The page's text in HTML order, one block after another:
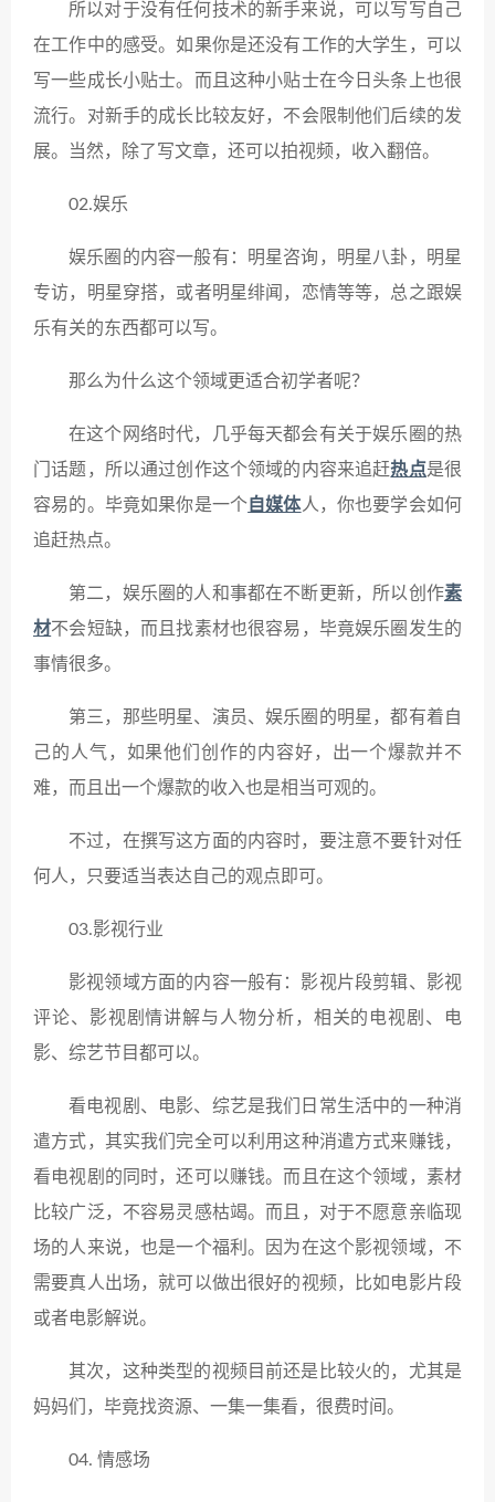
所以对于没有任何技术的新手来说，可以写写自己
在工作中的感受。如果你是还没有工作的大学生，可以
写一些成长小贴士。而且这种小贴士在今日头条上也很
流行。对新手的成长比较友好，不会限制他们后续的发
展。当然，除了写文章，还可以拍视频，收入翻倍。
02.娱乐
娱乐圈的内容一般有：明星咨询，明星八卦，明星
专访，明星穿搭，或者明星绯闻，恋情等等，总之跟娱
乐有关的东西都可以写。
那么为什么这个领域更适合初学者呢？
在这个网络时代，几乎每天都会有关于娱乐圈的热
门话题，所以通过创作这个领域的内容来追赶热点是很
容易的。毕竟如果你是一个 自媒体人，你也要学会如何
追赶热点。
第二，娱乐圈的人和事都在不断更新，所以创作素
材不会短缺，而且找素材也很容易，毕竟娱乐圈发生的
事情很多。
第三，那些明星、演员、娱乐圈的明星，都有着自
己的人气，如果他们创作的内容好，出一个爆款并不
难，而且出一个爆款的收入也是相当可观的。
不过，在撰写这方面的内容时，要注意不要针对任
何人，只要适当表达自己的观点即可。
03.影视行业
影视领域方面的内容一般有：影视片段剪辑、影视
评论、影视剧情讲解与人物分析，相关的电视剧、电
影、综艺节目都可以。
看电视剧、电影、综艺是我们日常生活中的一种消
遣方式，其实我们完全可以利用这种消遣方式来赚钱，
看电视剧的同时，还可以赚钱。而且在这个领域，素材
比较广泛，不容易灵感枯竭。而且，对于不愿意亲临现
场的人来说，也是一个福利。因为在这个影视领域，不
需要真人出场，就可以做出很好的视频，比如电影片段
或者电影解说。
其次，这种类型的视频目前还是比较火的，尤其是
妈妈们，毕竟找资源、一集一集看，很费时间。
04. 情感场